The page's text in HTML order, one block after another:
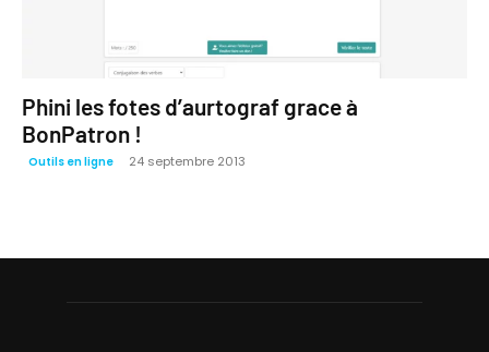
Phini les fotes d’aurtograf grace à
BonPatron !
Outils en ligne 24 septembre 2013